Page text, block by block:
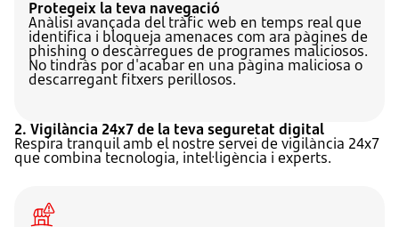
Protegeix la teva navegació
Anàlisi avançada del tràfic web en temps real que
identifica i bloqueja amenaces com ara pàgines de
phishing o descàrregues de programes maliciosos.
No tindràs por d'acabar en una pàgina maliciosa o
descarregant fitxers perillosos.
2. Vigilància 24x7 de la teva seguretat digital
Respira tranquil amb el nostre servei de vigilància 24x7
que combina tecnologia, intel·ligència i experts.